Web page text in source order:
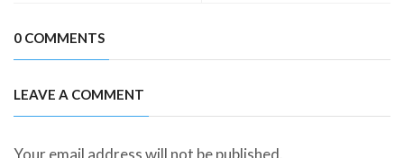
0 COMMENTS
LEAVE A COMMENT
Your email address will not be published.